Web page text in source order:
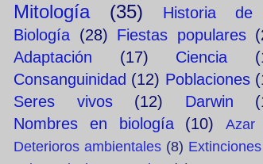
Mitología
(35)
Historia
Biología (28) Fiestas populares
Adaptación
(17) Ciencia
Consanguinidad (12) Poblaciones
Seres vivos
(12) Darwin
Nombres en biología
(10)
Azar
Deterioros ambientales (8) Extinciones